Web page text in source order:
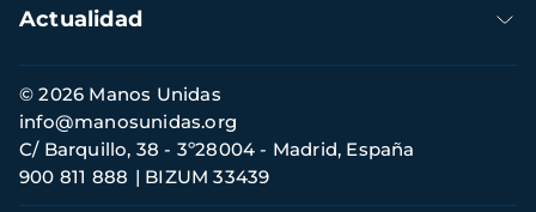
Actualidad
Información
de
contacto
© 2026 Manos Unidas
C/ Barquillo, 38 - 3º28004 - Madrid, España
900 811 888
BIZUM 33439
info@manosunidas.org